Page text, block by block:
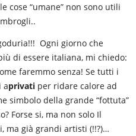
cose “umane” non sono utili
Ogni giorno che
di essere italiana, mi chiedo:
faremmo senza! Se tutti i
aprivati per ridare calore ad
simbolo della grande “fottuta”
Forse si, ma non solo Il
ma già grandi artisti (!!?)…